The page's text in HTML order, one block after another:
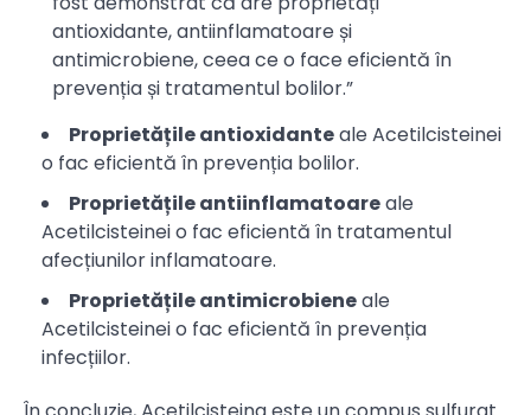
antioxidante, antiinflamatoare și
antimicrobiene, ceea ce o face eficientă în
prevenția și tratamentul bolilor.”
Proprietățile antioxidanteale Acetilcisteinei
o fac eficientă în prevenția bolilor.
Proprietățile antiinflamatoareale
Acetilcisteinei o fac eficientă în tratamentul
afecțiunilor inflamatoare.
Proprietățile antimicrobieneale
Acetilcisteinei o fac eficientă în prevenția
infecțiilor.